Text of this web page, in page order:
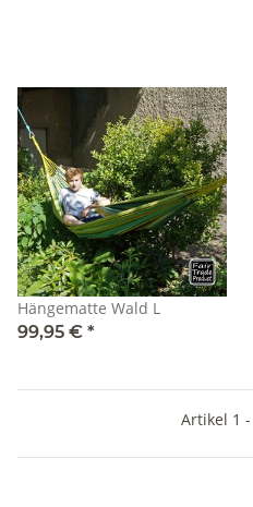
Hängematte Wald L
99,95 € *
Artikel 1